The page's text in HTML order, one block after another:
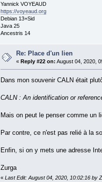
Yannick VOYEAUD
https://voyeaud.org
Debian 13+Sid
Java 25
Ancestris 14
Re: Place d'un lien
«Reply #22 on: August 04, 2020,
Dans mon souvenir CALN était
CALN : An identification or
Mais on peut le penser comme un
Par contre, ce n'est pas relié à la
Enfin, si on y mets une adresse
Zurga
« Last Edit: August 04, 2020, 10:02:16 by